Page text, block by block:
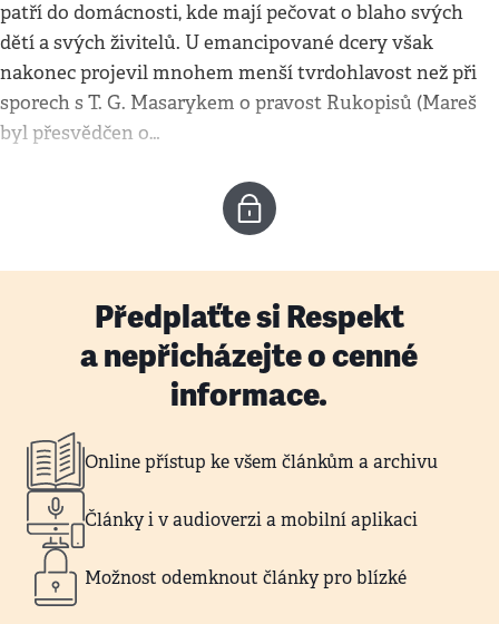
patří do domácnosti, kde mají pečovat o blaho svých
dětí a svých živitelů. U emancipované dcery však
nakonec projevil mnohem menší tvrdohlavost než při
sporech s T. G. Masarykem o pravost Rukopisů (Mareš
byl přesvědčen o…
Předplaťte si Respekt
a nepřicházejte o cenné
informace.
Online přístup ke všem článkům a archivu
Články i v audioverzi a mobilní aplikaci
Možnost odemknout články pro blízké